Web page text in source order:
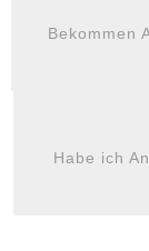
Bekommen
Habe ich